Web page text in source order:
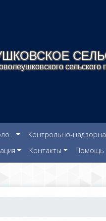
сельского
Контрольно-
Контакты Помощь